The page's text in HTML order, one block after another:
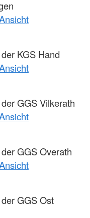
KGS Hand
GGS Vilkerath
GGS Overath
GGS Ost